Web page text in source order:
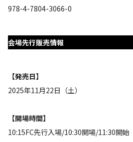
978-4-7804-3066-0
会場先行販売情報
【発売日】
2025年11月22日（土）
【開場時間】
10:15FC先行入場/10:30開場/11:30開始